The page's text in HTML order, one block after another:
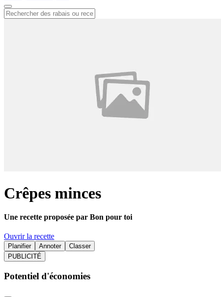
Crêpes minces
Une recette proposée par Bon pour toi
Ouvrir la recette
Planifier Annoter
Classer
PUBLICITÉ
Potentiel d'économies